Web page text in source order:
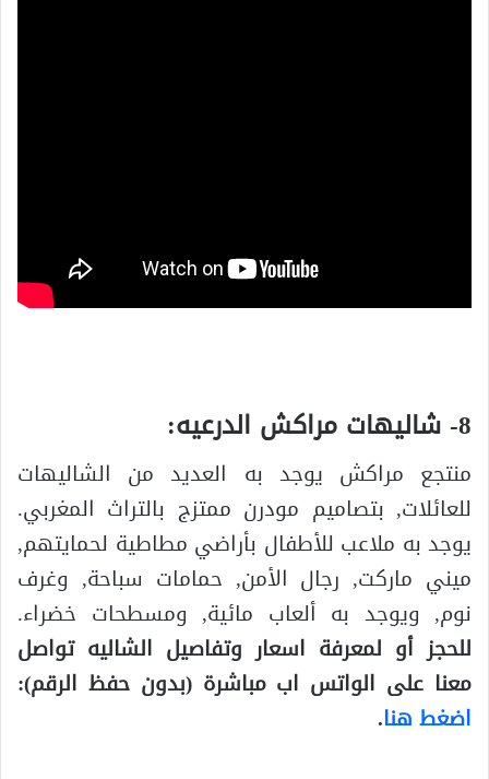
8- شاليهات مراكش الدرعيه:
منتجع مراكش يوجد به العديد من الشاليهات
للعائلات, بتصاميم مودرن ممتزج بالتراث المغربي.
يوجد به ملاعب للأطفال بأراضي مطاطية لحمايتهم,
ميني ماركت, رجال الأمن, حمامات سباحة, وغرف
نوم, ويوجد به ألعاب مائية, ومسطحات خضراء.
للحجز أو لمعرفة اسعار وتفاصيل الشاليه تواصل
معنا على الواتس اب مباشرة (بدون حفظ الرقم):
اضغط هنا.